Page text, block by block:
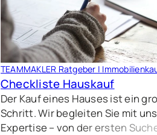
TEAMMAKLER Ratgeber |
Checkliste Hauskauf
Der Kauf eines Hauses ist ein
Schritt. Wir begleiten Sie mit
Expertise – von der ersten